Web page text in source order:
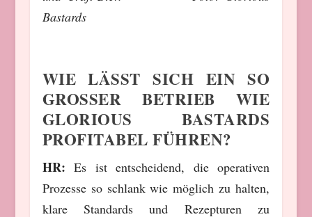
Bastards
WIE LÄSST SICH EIN SO
GROSSER BETRIEB WIE G
LORIOUS BASTARDS P
ROFITABEL FÜHREN?
HR: Es ist entscheidend, die operativen
Prozesse so schlank wie möglich zu halten,
klare Standards und Rezepturen zu